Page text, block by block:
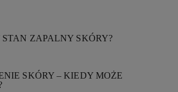
STAN ZAPALNY SKÓRY?
SKÓRY – KIEDY MOŻE